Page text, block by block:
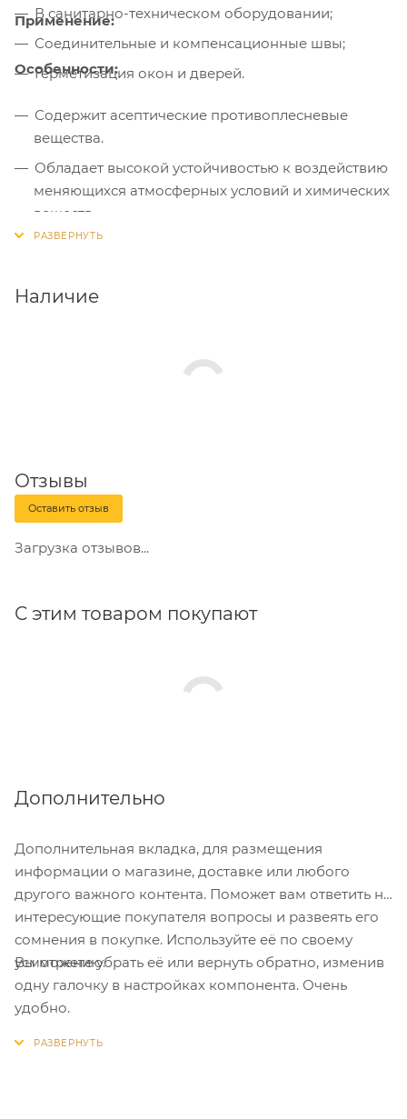
Применение:
В санитарно-техническом оборудовании;
Соединительные и компенсационные швы;
Герметизация окон и дверей.
Особенности:
Содержит асептические противоплесневые
вещества.
Обладает высокой устойчивостью к воздействию
меняющихся атмосферных условий и химических
веществ.
Наличие
Отзывы
Оставить отзыв
Загрузка отзывов...
С этим товаром покупают
Дополнительно
Дополнительная вкладка, для размещения
информации о магазине, доставке или любого
другого важного контента. Поможет вам ответить на
интересующие покупателя вопросы и развеять его
сомнения в покупке. Используйте её по своему
усмотрению.
Вы можете убрать её или вернуть обратно, изменив
одну галочку в настройках компонента. Очень
удобно.